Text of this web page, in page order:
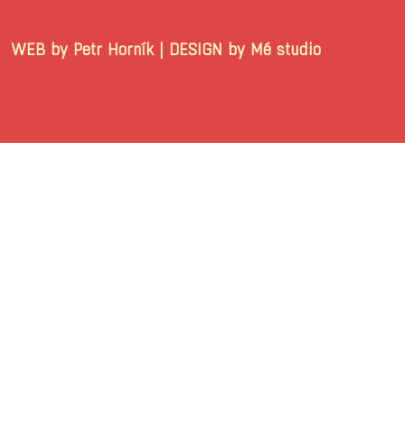
WEB by Petr Horník | DESIGN by Mé